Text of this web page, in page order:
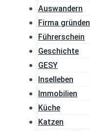
Auswandern
Firma gründen
Führerschein
Geschichte
GESY
Inselleben
Immobilien
Küche
Katzen